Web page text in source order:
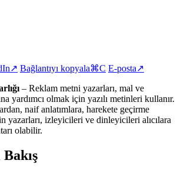
↗ Bağlantıyı kopyala⌘C E-posta↗
– Reklam metni yazarları, mal ve
yardımcı olmak için yazılı metinleri kullanır.
naif anlatımlara, harekete geçirme
yazarları, izleyicileri ve dinleyicileri alıcılara
olabilir.